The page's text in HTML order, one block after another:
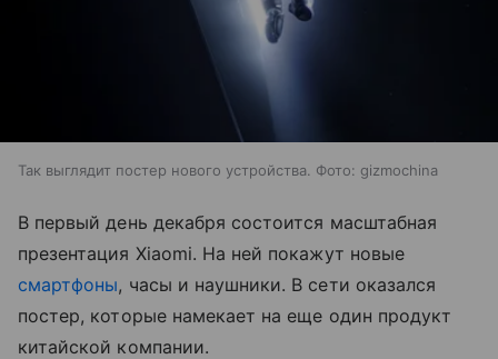
Так выглядит постер нового устройства. Фото: gizmochina
В первый день декабря состоится масштабная
презентация Xiaomi. На ней покажут новые
смартфоны, часы и наушники. В сети оказался
постер, которые намекает на еще один продукт
китайской компании.